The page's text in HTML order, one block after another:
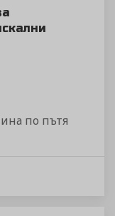
по пътя